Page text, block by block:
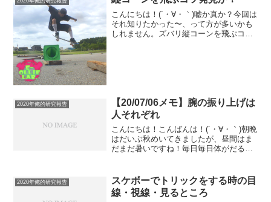
ないんじゃなく...
こんにちは！(´・∀・｀)嘘か真か？今回は
それ知りたかった〜、って方が多いかも
しれません。ズバリ縦コーンを飛ぶコ
2020年俺的研究報告
【20/07/06メモ】腕の振り上げは
人それぞれ
こんにちは！こんばんは！(´・∀・｀)朝晩
はだいぶ秋めいてきましたが、昼間はま
だまだ暑いですね！毎日毎日体がだるく
きます！今日のメモは腕の振り上げから
はじまって、...
2020年俺的研究報告
スケボーでトリックをする時の目
線・視線・見るところ